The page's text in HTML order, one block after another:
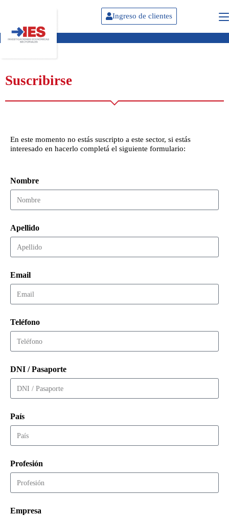
Ingreso de clientes
Suscribirse
En este momento no estás suscripto a este sector, si estás
interesado en hacerlo completá el siguiente formulario:
Nombre
Apellido
Email
Teléfono
DNI / Pasaporte
País
Profesión
Empresa